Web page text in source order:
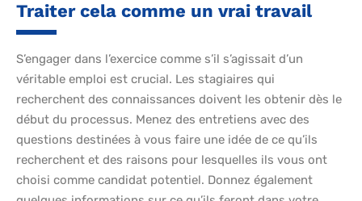
Traiter cela comme un vrai travail
S’engager dans l’exercice comme s’il s’agissait d’un
véritable emploi est crucial. Les stagiaires qui
recherchent des connaissances doivent les obtenir dès le
début du processus. Menez des entretiens avec des
questions destinées à vous faire une idée de ce qu’ils
recherchent et des raisons pour lesquelles ils vous ont
choisi comme candidat potentiel. Donnez également